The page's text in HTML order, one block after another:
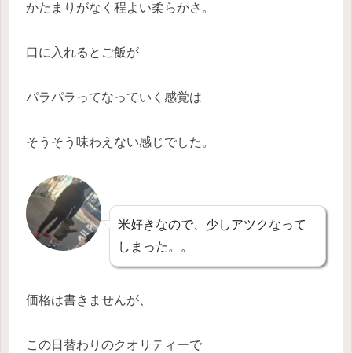
かたまりがなく程よい柔らかさ。
口に入れるとご飯が
パラパラってなっていく感覚は
そうそう味わえない感じでした。
米好きなので、少しアツクなって
しまった。。
価格は書きませんが、
この日替わりのクオリティーで